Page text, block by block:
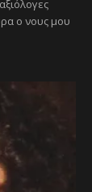
ο νους μου